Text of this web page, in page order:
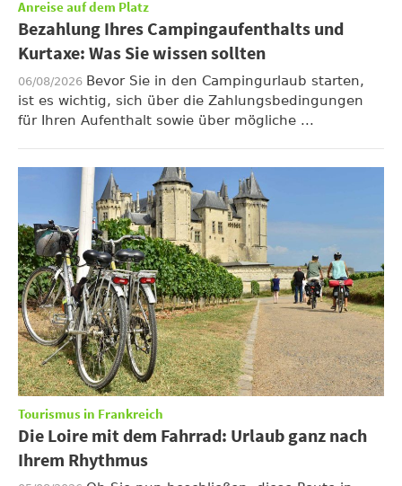
Anreise auf dem Platz
Bezahlung Ihres Campingaufenthalts und
Kurtaxe: Was Sie wissen sollten
06/08/2026 Bevor Sie in den Campingurlaub starten,
ist es wichtig, sich über die Zahlungsbedingungen
für Ihren Aufenthalt sowie über mögliche ...
Tourismus in Frankreich
Die Loire mit dem Fahrrad: Urlaub ganz nach
Ihrem Rhythmus